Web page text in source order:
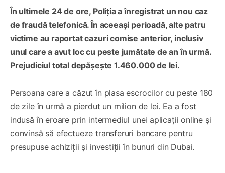
În ultimele 24 de ore, Poliția a înregistrat un nou caz
de fraudă telefonică. În aceeași perioadă, alte patru
victime au raportat cazuri comise anterior, inclusiv
unul care a avut loc cu peste jumătate de an în urmă.
Prejudiciul total depășește 1.460.000 de lei.
Persoana care a căzut în plasa escrocilor cu peste 180
de zile în urmă a pierdut un milion de lei. Ea a fost
indusă în eroare prin intermediul unei aplicații online și
convinsă să efectueze transferuri bancare pentru
presupuse achiziții și investiții în bunuri din Dubai.